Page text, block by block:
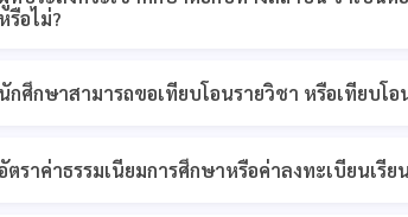
รือไม่?
กศึกษาสามารถขอเทียบโอนรายวิชา หรือเทียบโอ
ตราค่าธรรมเนียมการศึกษาหรือค่าลงทะเบียนเรี